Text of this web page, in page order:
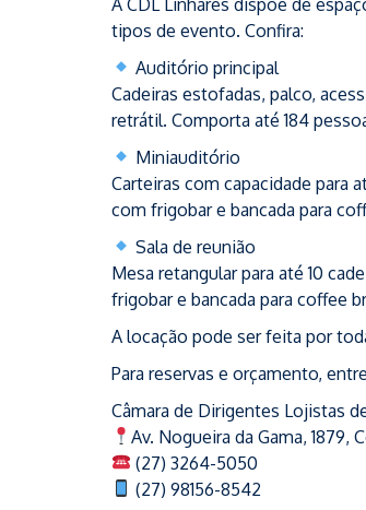
tipos de evento. Confira:
Auditório principal
Cadeiras estofadas, palco,
retrátil. Comporta até 184
Miniauditório
Carteiras com capacidade para
com frigobar e bancada para
Sala de reunião
Mesa retangular para até 10
frigobar e bancada para coffee
A locação pode ser feita por
Para reservas e orçamento,
Câmara de Dirigentes Lojistas
Av. Nogueira da Gama, 1879,
(27) 3264-5050
(27) 98156-8542